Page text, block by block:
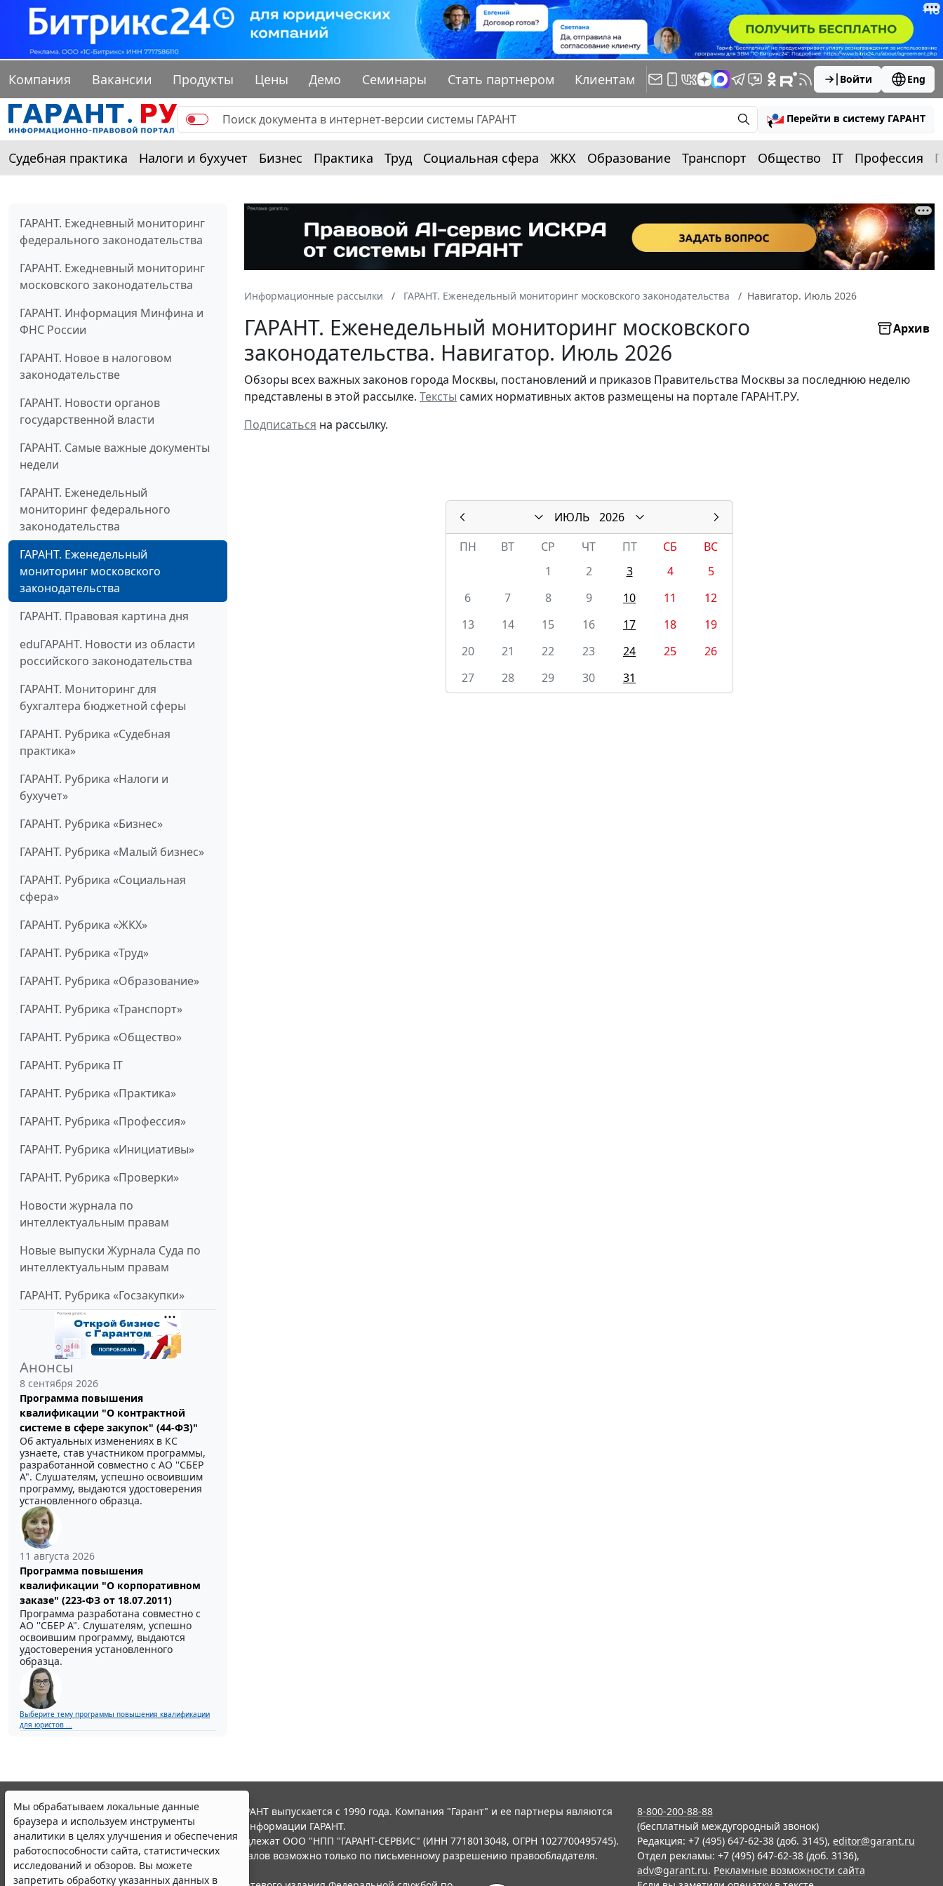
Компания Вакансии Продукты Цены Демо Семинары Стать партнером Клиентам Войти Eng
Перейти в систему ГАРАНТ
Судебная практика Налоги и бухучет Бизнес Практика Труд Социальная сфера ЖКХ Образование Транспорт Общество IT Профессия
ГАРАНТ. Ежедневный мониторинг
федерального законодательства
ГАРАНТ. Ежедневный мониторинг
московского законодательства
ГАРАНТ. Информация Минфина и
ФНС России
ГАРАНТ. Новое в налоговом
законодательстве
ГАРАНТ. Новости органов
государственной власти
ГАРАНТ. Самые важные документы
недели
ГАРАНТ. Еженедельный
мониторинг федерального
законодательства
ГАРАНТ. Еженедельный
мониторинг московского
законодательства
ГАРАНТ. Правовая картина дня
eduГАРАНТ. Новости из области
российского законодательства
ГАРАНТ. Мониторинг для
бухгалтера бюджетной сферы
ГАРАНТ. Рубрика «Судебная
практика»
ГАРАНТ. Рубрика «Налоги и
бухучет»
ГАРАНТ. Рубрика «Бизнес»
ГАРАНТ. Рубрика «Малый бизнес»
ГАРАНТ. Рубрика «Социальная
сфера»
ГАРАНТ. Рубрика «ЖКХ»
ГАРАНТ. Рубрика «Труд»
ГАРАНТ. Рубрика «Образование»
ГАРАНТ. Рубрика «Транспорт»
ГАРАНТ. Рубрика «Общество»
ГАРАНТ. Рубрика IT
ГАРАНТ. Рубрика «Практика»
ГАРАНТ. Рубрика «Профессия»
ГАРАНТ. Рубрика «Инициативы»
ГАРАНТ. Рубрика «Проверки»
Новости журнала по
интеллектуальным правам
Новые выпуски Журнала Суда по
интеллектуальным правам
ГАРАНТ. Рубрика «Госзакупки»
Анонсы
8 сентября 2026
Программа повышения
квалификации "О контрактной
системе в сфере закупок" (44-ФЗ)"
Об актуальных изменениях в КС
узнаете, став участником программы,
разработанной совместно с АО ''СБЕР
А". Слушателям, успешно освоившим
программу, выдаются удостоверения
установленного образца.
11 августа 2026
Программа повышения
квалификации "О корпоративном
заказе" (223-ФЗ от 18.07.2011)
Программа разработана совместно с
АО ''СБЕР А". Слушателям, успешно
освоившим программу, выдаются
удостоверения установленного
образца.
Выберите тему программы повышения квалификации
для юристов ...
Информационные рассылки ГАРАНТ. Еженедельный мониторинг московского законодательства Навигатор. Июль 2026
ГАРАНТ. Еженедельный мониторинг московского
законодательства. Навигатор. Июль 2026
Архив
Обзоры всех важных законов города Москвы, постановлений и приказов Правительства Москвы за последнюю неделю
представлены в этой рассылке. Тексты самих нормативных актов размещены на портале ГАРАНТ.РУ.
Подписаться на рассылку.
ИЮЛЬ
2026
ПН
ВТ СР ЧТ ПТ СБ
ВС
1
2 3 4
5
6
7 8 9 10 11
12
13
14 15 16 17 18
19
20
21 22 23 24 25
26
27
28 29 30 31
Мы обрабатываем локальные данные
браузера и используем инструменты
аналитики в целях улучшения и обеспечения
работоспособности сайта, статистических
исследований и обзоров. Вы можете
запретить обработку указанных данных в
© ООО "НПП "ГАРАНТ-СЕРВИС", 2026. Система ГАРАНТ выпускается с 1990 года. Компания "Гарант" и ее партнеры являются
участниками Российской ассоциации правовой информации ГАРАНТ.
Все права на материалы сайта ГАРАНТ.РУ принадлежат ООО "НПП "ГАРАНТ-СЕРВИС" (ИНН 7718013048, ОГРН 1027700495745).
Полное или частичное воспроизведение материалов возможно только по письменному разрешению правообладателя.
Правила использования портала.
8-800-200-88-88
(бесплатный междугородный звонок)
Редакция: +7 (495) 647-62-38 (доб. 3145), editor@garant.ru
Отдел рекламы: +7 (495) 647-62-38 (доб. 3136),
adv@garant.ru. Рекламные возможности сайта